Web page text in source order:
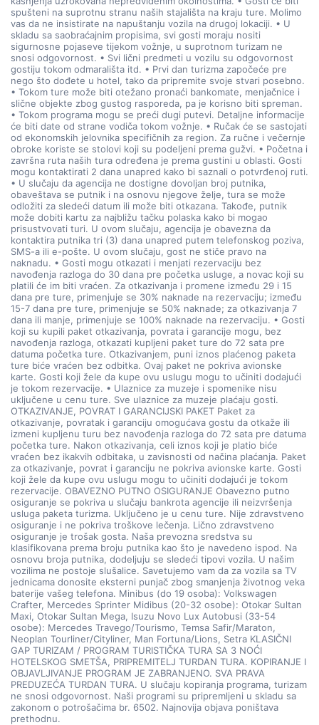
spušteni na suprotnu stranu naših stajališta na kraju ture. Molimo
vas da ne insistirate na napuštanju vozila na drugoj lokaciji. • U
skladu sa saobraćajnim propisima, svi gosti moraju nositi
sigurnosne pojaseve tijekom vožnje, u suprotnom turizam ne
snosi odgovornost. • Svi lični predmeti u vozilu su odgovornost
gostiju tokom odmarališta itd. • Prvi dan turizma započeće pre
nego što dođete u hotel, tako da pripremite svoje stvari posebno.
• Tokom ture može biti otežano pronaći bankomate, menjačnice i
slične objekte zbog gustog rasporeda, pa je korisno biti spreman.
• Tokom programa mogu se preći dugi putevi. Detaljne informacije
će biti date od strane vodiča tokom vožnje. • Ručak će se sastojati
od ekonomskih jelovnika specifičnih za region. Za ručne i večernje
obroke koriste se stolovi koji su podeljeni prema gužvi. • Početna i
završna ruta naših tura određena je prema gustini u oblasti. Gosti
mogu kontaktirati 2 dana unapred kako bi saznali o potvrđenoj ruti.
• U slučaju da agencija ne dostigne dovoljan broj putnika,
obaveštava se putnik i na osnovu njegove želje, tura se može
odložiti za sledeći datum ili može biti otkazana. Takođe, putnik
može dobiti kartu za najbližu tačku polaska kako bi mogao
prisustvovati turi. U ovom slučaju, agencija je obavezna da
kontaktira putnika tri (3) dana unapred putem telefonskog poziva,
SMS-a ili e-pošte. U ovom slučaju, gost ne stiče pravo na
naknadu. • Gosti mogu otkazati i menjati rezervaciju bez
navođenja razloga do 30 dana pre početka usluge, a novac koji su
platili će im biti vraćen. Za otkazivanja i promene između 29 i 15
dana pre ture, primenjuje se 30% naknade na rezervaciju; između
15-7 dana pre ture, primenjuje se 50% naknade; za otkazivanja 7
dana ili manje, primenjuje se 100% naknade na rezervaciju. • Gosti
koji su kupili paket otkazivanja, povrata i garancije mogu, bez
navođenja razloga, otkazati kupljeni paket ture do 72 sata pre
datuma početka ture. Otkazivanjem, puni iznos plaćenog paketa
ture biće vraćen bez odbitka. Ovaj paket ne pokriva avionske
karte. Gosti koji žele da kupe ovu uslugu mogu to učiniti dodajući
je tokom rezervacije. • Ulaznice za muzeje i spomenike nisu
uključene u cenu ture. Sve ulaznice za muzeje plaćaju gosti.
OTKAZIVANJE, POVRAT I GARANCIJSKI PAKET Paket za
otkazivanje, povratak i garanciju omogućava gostu da otkaže ili
izmeni kupljenu turu bez navođenja razloga do 72 sata pre datuma
početka ture. Nakon otkazivanja, celi iznos koji je platio biće
vraćen bez ikakvih odbitaka, u zavisnosti od načina plaćanja. Paket
za otkazivanje, povrat i garanciju ne pokriva avionske karte. Gosti
koji žele da kupe ovu uslugu mogu to učiniti dodajući je tokom
rezervacije. OBAVEZNO PUTNO OSIGURANJE Obavezno putno
osiguranje se pokriva u slučaju bankrota agencije ili neizvršenja
usluga paketa turizma. Uključeno je u cenu ture. Nije zdravstveno
osiguranje i ne pokriva troškove lečenja. Lično zdravstveno
osiguranje je trošak gosta. Naša prevozna sredstva su
klasifikovana prema broju putnika kao što je navedeno ispod. Na
osnovu broja putnika, dodeljuju se sledeći tipovi vozila. U našim
vozilima ne postoje slušalice. Savetujemo vam da za vozila sa TV
jednicama donosite eksterni punjač zbog smanjenja životnog veka
baterije vašeg telefona. Minibus (do 19 osoba): Volkswagen
Crafter, Mercedes Sprinter Midibus (20-32 osobe): Otokar Sultan
Maxi, Otokar Sultan Mega, Isuzu Novo Lux Autobusi (33-54
osobe): Mercedes Travego/Tourismo, Temsa Safir/Maraton,
Neoplan Tourliner/Cityliner, Man Fortuna/Lions, Setra KLASIČNI
GAP TURIZAM / PROGRAM TURISTIČKA TURA SA 3 NOĆI
HOTELSKOG SMETŠA, PRIPREMITELJ TURDAN TURA. KOPIRANJE I
OBJAVLJIVANJE PROGRAM JE ZABRANJENO. SVA PRAVA
PREDUZEĆA TURDAN TURA. U slučaju kopiranja programa, turizam
ne snosi odgovornost. Naši programi su pripremljeni u skladu sa
zakonom o potrošačima br. 6502. Najnovija objava poništava
prethodnu.